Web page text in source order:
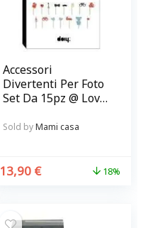
Accessori
Divertenti Per Foto
Set Da 15pz @ Love
Sold byMami casa
13,90 € 18%